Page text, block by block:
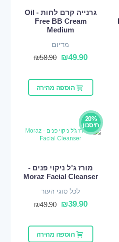
גרנייה קרם לחות - Oil
Free BB Cream
Medium
מדיום
₪49.90
₪58.90
הוספה מהירה
20%
חיסכון
מורז ג'ל ניקוי פנים -
Moraz Facial Cleanser
לכל סוגי העור
₪39.90
₪49.90
הוספה מהירה